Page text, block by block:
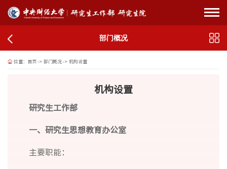
部门概况
位置： 首页-> 部门概况-> 机构设置
机构设置
研究生工作部
一、研究生思想教育办公室
主要职能：